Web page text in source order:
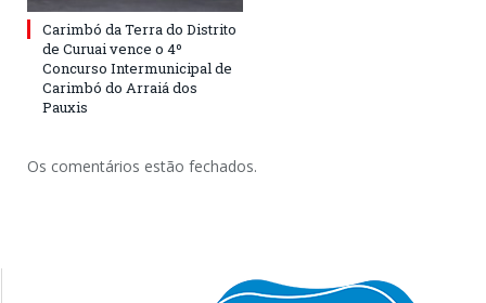
Carimbó da Terra do Distrito
de Curuai vence o 4º
Concurso Intermunicipal de
Carimbó do Arraiá dos
Pauxis
Os comentários estão fechados.